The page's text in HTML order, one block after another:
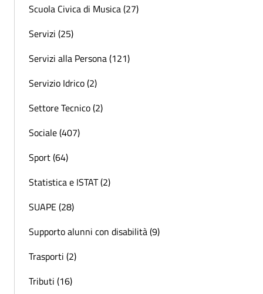
Scuola Civica di Musica (27)
Servizi (25)
Servizi alla Persona (121)
Servizio Idrico (2)
Settore Tecnico (2)
Sociale (407)
Sport (64)
Statistica e ISTAT (2)
SUAPE (28)
Supporto alunni con disabilità (9)
Trasporti (2)
Tributi (16)